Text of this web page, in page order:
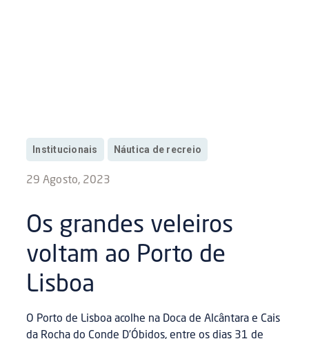
Institucionais Náutica de recreio
29 Agosto, 2023
Os grandes veleiros
voltam ao Porto de
Lisboa
O Porto de Lisboa acolhe na Doca de Alcântara e Cais
da Rocha do Conde D’Óbidos, entre os dias 31 de